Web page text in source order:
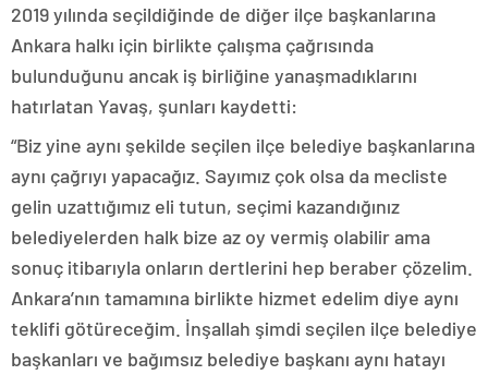
2019 yılında seçildiğinde de diğer ilçe başkanlarına
Ankara halkı için birlikte çalışma çağrısında
bulunduğunu ancak iş birliğine yanaşmadıklarını
hatırlatan Yavaş, şunları kaydetti:
“Biz yine aynı şekilde seçilen ilçe belediye başkanlarına
aynı çağrıyı yapacağız. Sayımız çok olsa da mecliste
gelin uzattığımız eli tutun, seçimi kazandığınız
belediyelerden halk bize az oy vermiş olabilir ama
sonuç itibarıyla onların dertlerini hep beraber çözelim.
Ankara’nın tamamına birlikte hizmet edelim diye aynı
teklifi götüreceğim. İnşallah şimdi seçilen ilçe belediye
başkanları ve bağımsız belediye başkanı aynı hatayı